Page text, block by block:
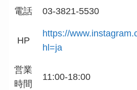
電話 03-3821-5530
HP
https://
hl=ja
営業
時間
11:00-18:00